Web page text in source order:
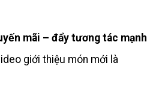
mãi – đẩy tương tác mạnh
giới thiệu món mới là